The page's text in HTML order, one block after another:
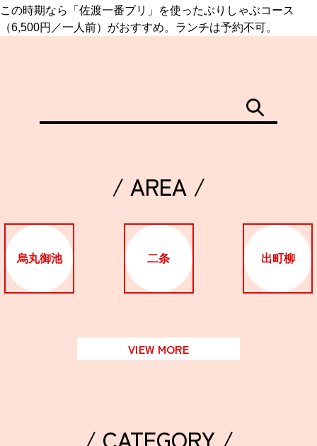
この時期なら「佐渡一番ブリ」を使ったぶりしゃぶコース
（6,500円／一人前）がおすすめ。ランチは予約不可。
/ AREA /
烏丸御池 二条 出町柳
VIEW MORE
/ CATEGORY /